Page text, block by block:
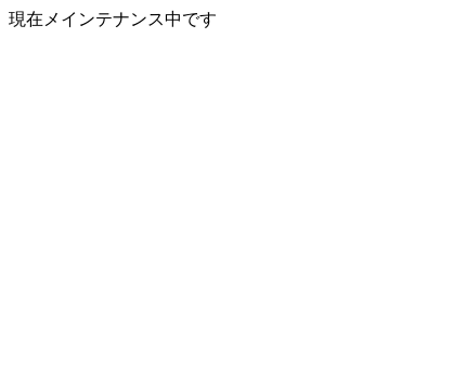
現在メインテナンス中です